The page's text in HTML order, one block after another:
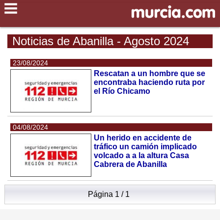
Noticias de Abanilla - Agosto 2024
23/08/2024
Rescatan a un hombre que se
encontraba haciendo ruta por
el Río Chicamo
04/08/2024
Un herido en accidente de
tráfico un camión implicado
volcado a a la altura Casa
Cabrera de Abanilla
Página 1 / 1